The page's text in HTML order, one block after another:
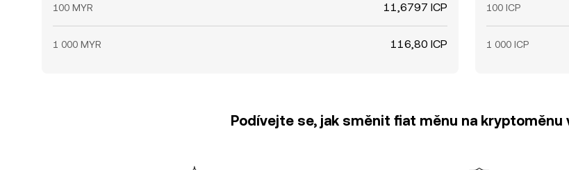
100 MYR 11,6797 ICP
1 000 MYR 116,80 ICP
100 ICP
1 000 ICP
Podívejte se, jak směnit fiat měnu na kryptoměnu